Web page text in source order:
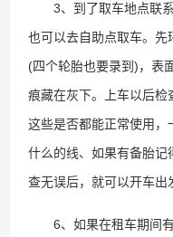
3、到了取车地点联系
也可以去自助点取车。先
(四个轮胎也要录到)，表
痕藏在灰下。上车以后
这些是否都能正常使用
什么的线、如果有备胎
查无误后，就可以开车出
6、如果在租车期间有